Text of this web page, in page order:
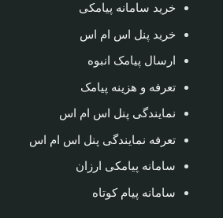
خرید سامانه پیامکی
خرید پنل اس ام اس
ارسال پیامک انبوه
تعرفه و هزینه پیامک
نمایندگی پنل اس ام اس
تعرفه نمایندگی پنل اس ام اس
سامانه پیامکی ارزان
سامانه پیام کوتاه